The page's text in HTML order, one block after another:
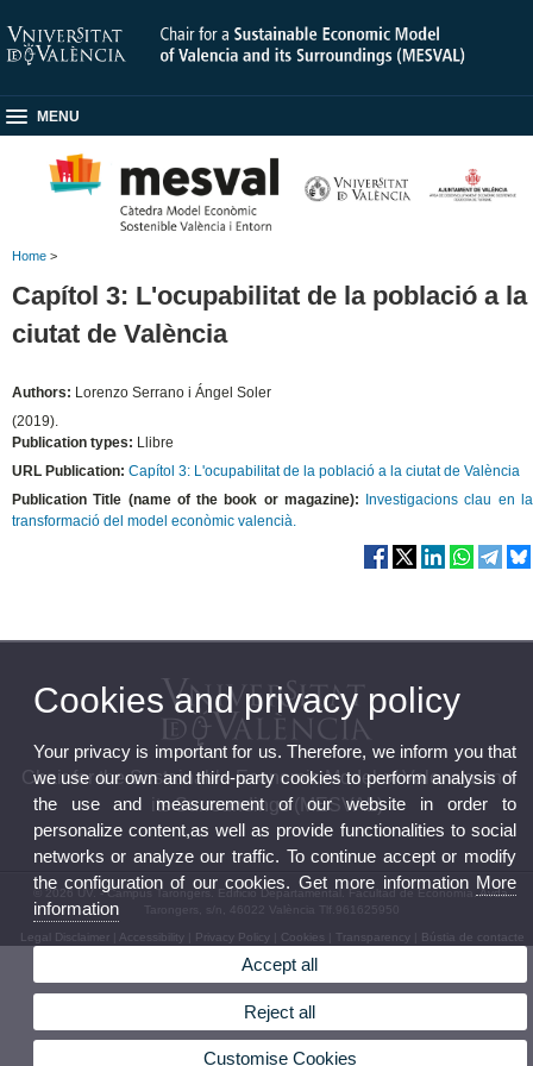
MENU
Home >
Capítol 3: L'ocupabilitat de la població a la
ciutat de València
Authors: Lorenzo Serrano i Ángel Soler
(2019).
Publication types: Llibre
URL Publication: Capítol 3: L'ocupabilitat de la població a la ciutat de València
Publication Title (name of the book or magazine): Investigacions clau en la
transformació del model econòmic valencià.
Chair for the Sustainable Economic Model of Valencia and
its Surroundings (MESVAL)
© 2026 UV. - Campus Tarongers. Edificio Departamental. Facultad de Economía. Avda.
Tarongers, s/n, 46022 València Tlf.961625950
Legal Disclaimer| Accessibility| Privacy Policy| Cookies Transparency| Bústia de contacte
Cookies and privacy policy
Your privacy is important for us. Therefore, we inform you that
we use our own and third-party cookies to perform analysis of
the use and measurement of our website in order to
personalize content,as well as provide functionalities to social
networks or analyze our traffic. To continue accept or modify
the configuration of our cookies. Get more information More
information
Accept all
Reject all
Customise Cookies